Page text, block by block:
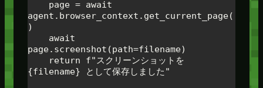
agent.browser_context.get_current_page(
)
page.screenshot(path=filename)
{filename} として保存しました"